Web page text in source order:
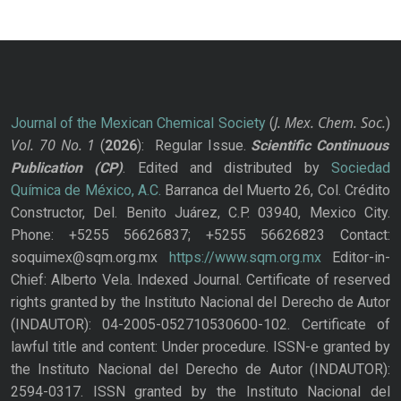
Journal of the Mexican Chemical Society(J. Mex. Chem. Soc.)
Vol. 70 No. 1 (2026): Regular Issue. Scientific Continuous
Publication
(CP). Edited and distributed bySociedad
Química de México, A.C. Barranca del Muerto 26, Col. Crédito
Constructor, Del. Benito Juárez, C.P. 03940, Mexico City.
Phone: +5255 56626837; +5255 56626823 Contact:
soquimex@sqm.org.mx https://www.sqm.org.mxEditor-in-
Chief: Alberto Vela. Indexed Journal. Certificate of reserved
rights granted by the Instituto Nacional del Derecho de Autor
(INDAUTOR): 04-2005-052710530600-102. Certificate of
lawful title and content: Under procedure. ISSN-e granted by
the Instituto Nacional del Derecho de Autor (INDAUTOR):
2594-0317. ISSN granted by the Instituto Nacional del